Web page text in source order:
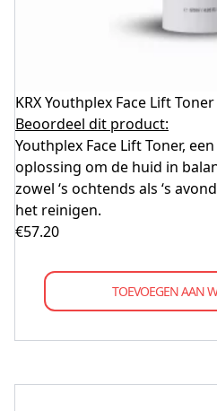
KRX Youthplex Face Lift Toner
Beoordeel dit product:
Youthplex Face Lift Toner,
oplossing om de huid in
zowel ‘s ochtends als ‘s
het reinigen.
€57.20
TOEVOEGEN AAN